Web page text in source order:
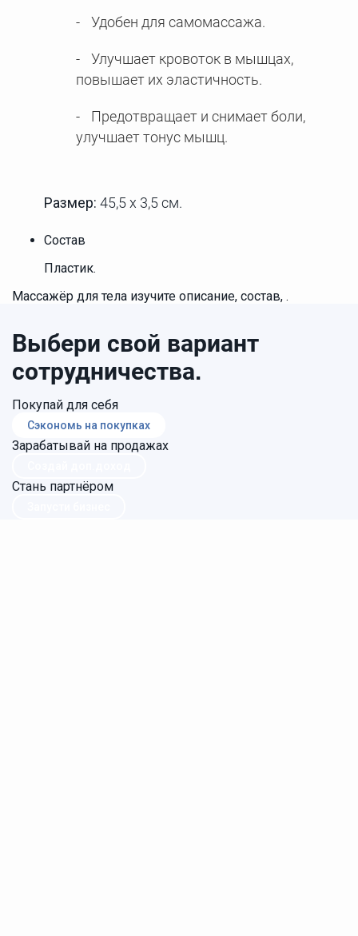
Удобен для самомассажа.
Улучшает кровоток в мышцах,
повышает их эластичность.
Предотвращает и снимает боли,
улучшает тонус мышц.
Размер: 45,5 х 3,5 см.
Состав
Пластик.
Массажёр для тела изучите описание, состав, .
Выбери свой вариант
сотрудничества.
Покупай для себя
Сэкономь на покупках
Зарабатывай на продажах
Стань партнёром